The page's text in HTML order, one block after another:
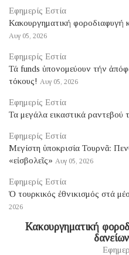
Εφημερίς Εστία
Κακουργηματική φοροδιαφυγή
Αυγ 05, 2026
Εφημερίς Εστία
Τά funds ὑπονομεύουν τήν
τόκους! Αυγ 05, 2026
Εφημερίς Εστία
Τα μεγάλα εικαστικά ραντεβού
Εφημερίς Εστία
Μεγίστη ὑποκρισία Τουρνᾶ:
«εἰσβολεῖς» Αυγ 05, 2026
Εφημερίς Εστία
Ὁ τουρκικός ἐθνικισμός στά
2026
Κακουργηματική